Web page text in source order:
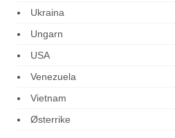
Ukraina
Ungarn
USA
Venezuela
Vietnam
Østerrike